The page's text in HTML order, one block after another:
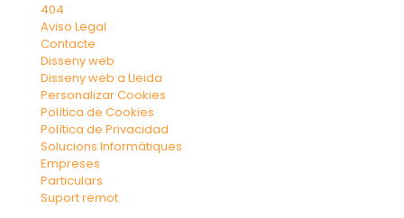
404
Aviso Legal
Contacte
Disseny web
Disseny web a Lleida
Personalizar Cookies
Política de Cookies
Política de Privacidad
Solucions Informàtiques
Empreses
Particulars
Suport remot